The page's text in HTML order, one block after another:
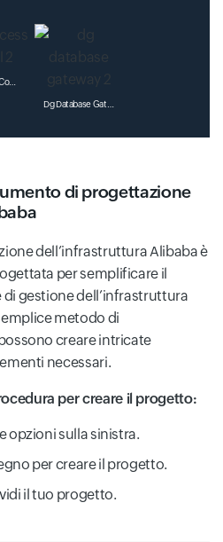
Ram Access Control
Hot
di progettazione
dell’infrastruttura Alibaba è
per semplificare il
gestione dell’infrastruttura
metodo di
creare intricate
necessari.
per creare il progetto:
opzioni sulla sinistra.
per creare il progetto.
il tuo progetto.